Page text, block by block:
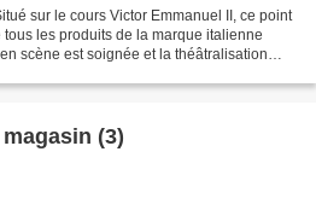
sur le cours Victor Emmanuel II, ce point
les produits de la marque italienne
scène est soignée et la théâtralisation
(3)